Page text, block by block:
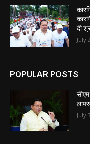
दी
July
POPULAR POSTS
July